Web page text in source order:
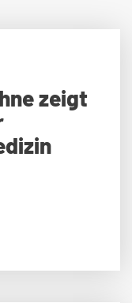
zeigt